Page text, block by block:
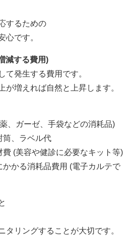
するための
心です。
減する費用)
て発生する費用です。
が増えれば自然と上昇します。
、ガーゼ、手袋などの消耗品)
筒、ラベル代
費 (美容や健診に必要なキット等)
かかる消耗品費用 (電子カルテで
タリングすることが大切です。